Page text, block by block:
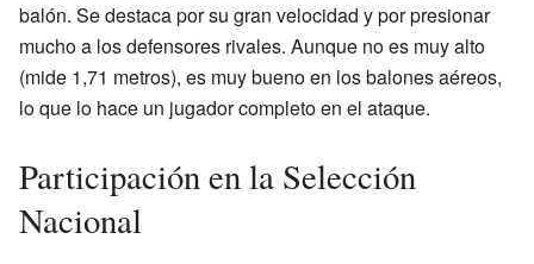
balón. Se destaca por su gran velocidad y por presionar
mucho a los defensores rivales. Aunque no es muy alto
(mide 1,71 metros), es muy bueno en los balones aéreos,
lo que lo hace un jugador completo en el ataque.
Participación en la Selección
Nacional